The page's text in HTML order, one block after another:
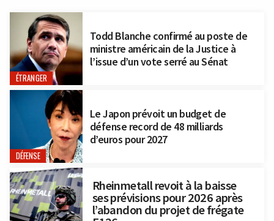
ÉTRANGER
Todd Blanche confirmé au poste de
ministre américain de la Justice à
l’issue d’un vote serré au Sénat
DÉFENSE
Le Japon prévoit un budget de
défense record de 48 milliards
d’euros pour 2027
Rheinmetall revoit à la baisse
ses prévisions pour 2026 après
l’abandon du projet de frégate